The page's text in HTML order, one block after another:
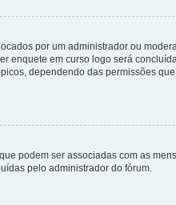
por um administrador ou
enquete em curso logo será
dependendo das permissões
podem ser associadas com as
pelo administrador do fórum.